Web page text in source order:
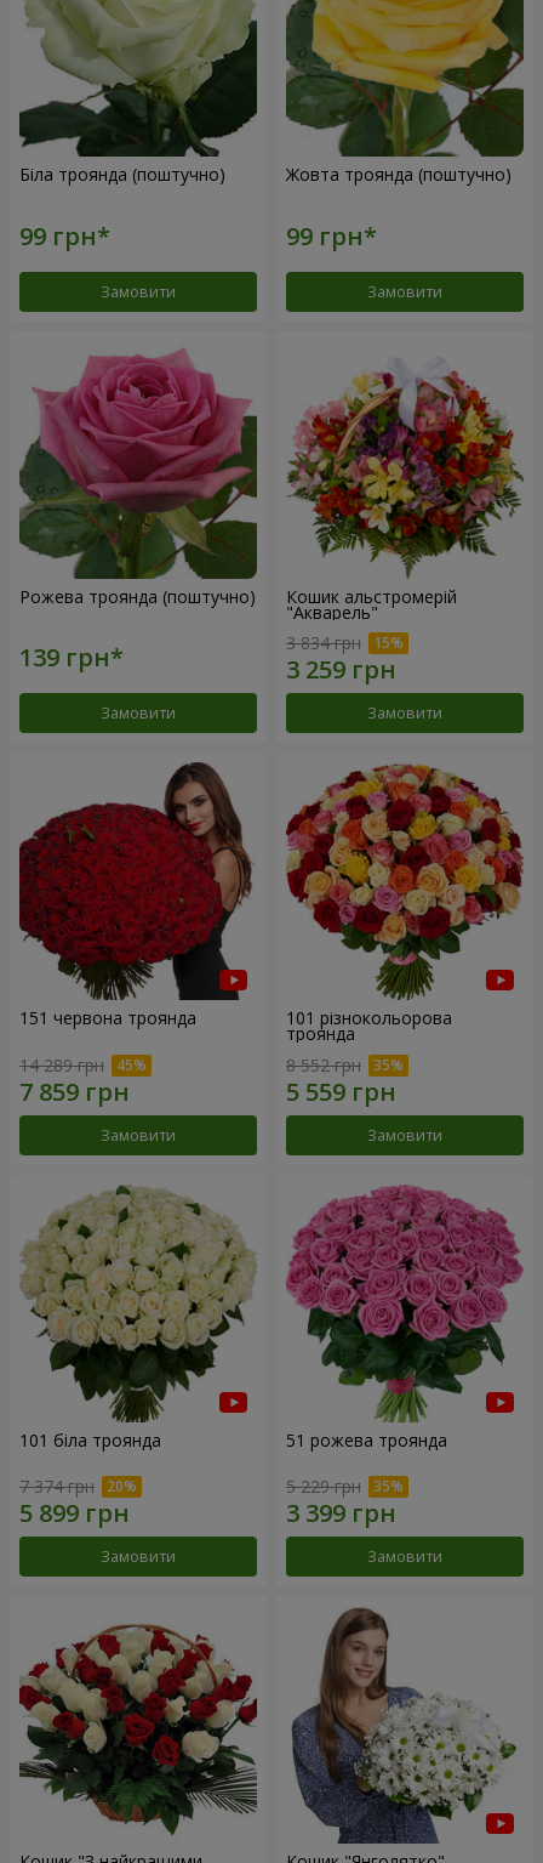
Біла троянда (поштучно)
Замовити
Жовта троянда (поштучно)
Замовити
Рожева троянда (поштучно)
Замовити
Кошик альстромерій
"Акварель"
3 834 грн
Замовити
151 червона троянда
14 289 грн
Замовити
101 різнокольорова
троянда
8 552 грн
Замовити
101 біла троянда
7 374 грн
Замовити
51 рожева троянда
5 229 грн
Замовити